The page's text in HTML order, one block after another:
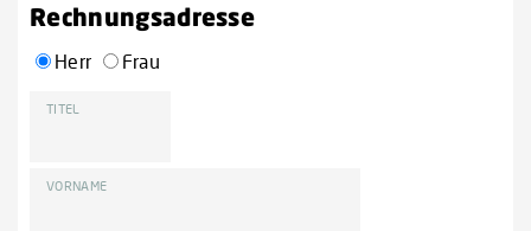
Rechnungsadresse
Herr Frau
TITEL
VORNAME